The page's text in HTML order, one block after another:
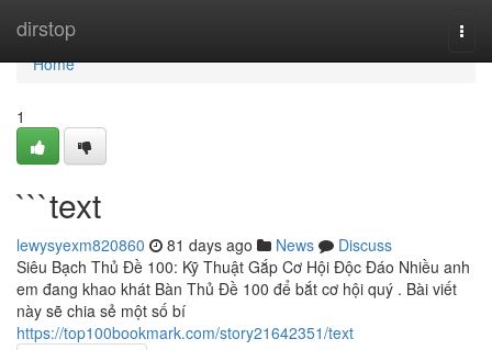
dirstop
Home
Home
1
```text
lewysyexm820860 81 days ago News
Discuss
Siêu Bạch Thủ Đề 100: Kỹ Thuật Gắp Cơ Hội Độc Đáo Nhiều anh
em đang khao khát Bàn Thủ Đề 100 để bắt cơ hội quý . Bài viết
này sẽ chia sẻ một số bí
https://top100bookmark.com/story21642351/text